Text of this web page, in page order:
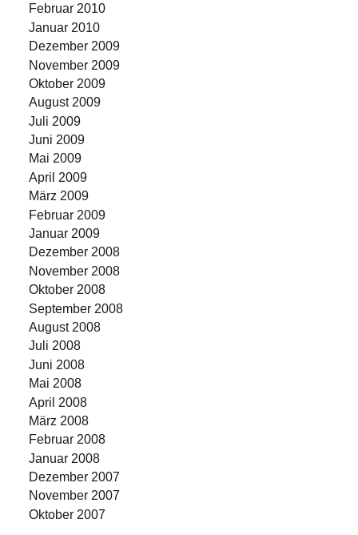
Februar 2010
Januar 2010
Dezember 2009
November 2009
Oktober 2009
August 2009
Juli 2009
Juni 2009
Mai 2009
April 2009
März 2009
Februar 2009
Januar 2009
Dezember 2008
November 2008
Oktober 2008
September 2008
August 2008
Juli 2008
Juni 2008
Mai 2008
April 2008
März 2008
Februar 2008
Januar 2008
Dezember 2007
November 2007
Oktober 2007